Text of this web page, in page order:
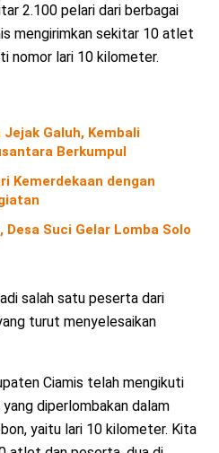
2.100 pelari dari berbagai
mengirimkan sekitar 10 atlet
nomor lari 10 kilometer.
Galuh, Kembali
Berkumpul
Kemerdekaan dengan
Desa Suci Gelar Lomba Solo
salah satu peserta dari
turut menyelesaikan
Ciamis telah mengikuti
diperlombakan dalam
yaitu lari 10 kilometer. Kita